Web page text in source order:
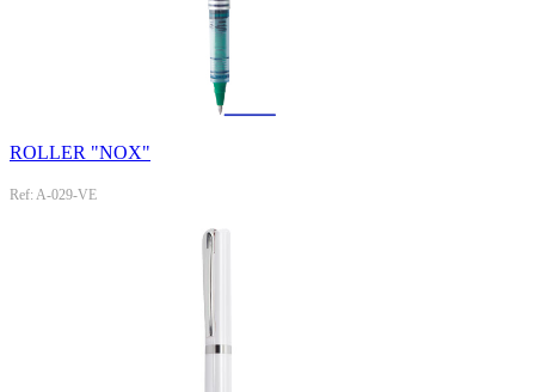
ROLLER "NOX"
Ref: A-029-VE